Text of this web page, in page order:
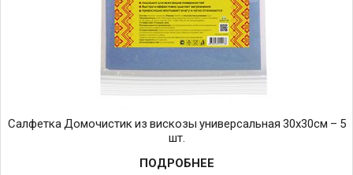
Салфетка Домочистик из вискозы универсальная 30х30см – 5
шт.
ПОДРОБНЕЕ